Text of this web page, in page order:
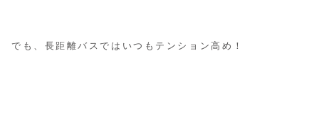
でも、長距離バスではいつもテンション高め！